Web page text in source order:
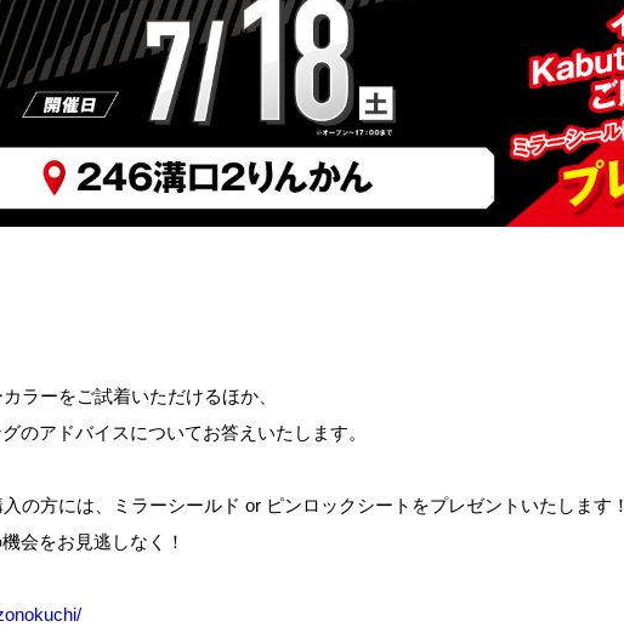
ラーをご試着いただけるほか、
のアドバイスについてお答えいたします。
の方には、ミラーシールド or ピンロックシートをプレゼントいたします！
機会をお見逃しなく！